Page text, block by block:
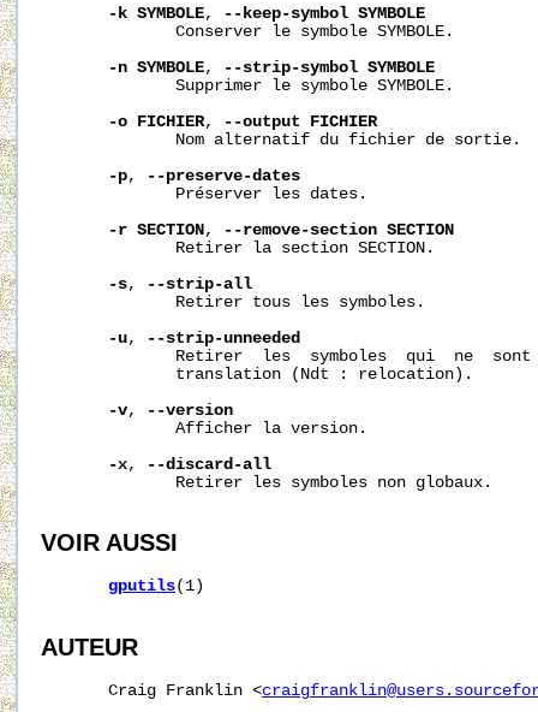
-k SYMBOLE, --keep-symbol SYMBOLE
              Conserver le symbole SYMBOLE.
-n SYMBOLE, --strip-symbol SYMBOLE
              Supprimer le symbole SYMBOLE.
-o FICHIER, --output
FICHIER
              Nom alternatif du fichier de sortie.
-p,
--preserve-dates
              Préserver les dates.
-r SECTION, --remove-section SECTION
              Retirer la section SECTION.
-s,
--strip-all
              Retirer tous les symboles.
-u,
--strip-unneeded
Retirer  les  symboles  qui  ne
              translation (Ndt : relocation).
-v,
--version
              Afficher la version.
-x,
--discard-all
              Retirer les symboles non globaux.
VOIR AUSSI
gputils(1)
AUTEUR
       Craig Franklin <